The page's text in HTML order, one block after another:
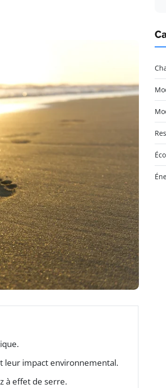
leur impact environnemental.
à effet de serre.